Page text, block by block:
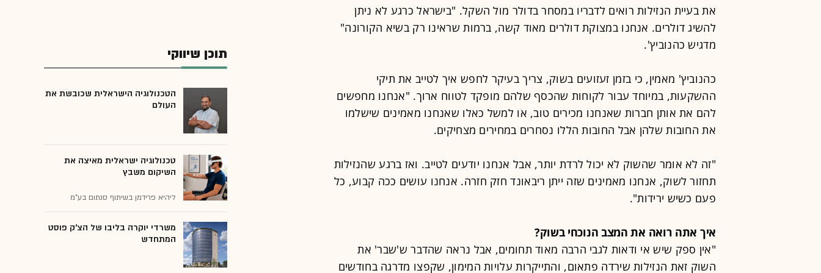
את בעיית הנזילות רואים לדבריו במסחר בדולר מול השקל. "בישראל כרגע לא ניתן
להשיג דולרים. אנחנו במצוקת דולרים מאוד קשה, ברמות שראינו רק בשיא הקורונה"
מדגיש כהנוביץ'.
כהנוביץ' מאמין, כי בזמן זעזועים בשוק, צריך בעיקר לחפש איך לטייב את תיקי
ההשקעות, במיוחד עבור לקוחות שהכסף שלהם מופקד לטווח ארוך. "אנחנו מחפשים
להם את אותן חברות שאנחנו מכירים טוב, או למשל כאלו שאנחנו מאמינים שישלמו
את החובות שלהן אבל החובות הללו נסחרים במחירים מצחיקים.
"זה לא אומר שהשוק לא יכול לרדת יותר, אבל אנחנו יודעים לטייב. ואז ברגע שהנזילות
תחזור לשוק, אנחנו מאמינים שזה ייתן ריבאונד חזק חזרה. אנחנו עושים ככה קבוע, כל
פעם כשיש ירידות".
איך אתה רואה את המצב הנוכחי בשוק?
"אין ספק שיש אי ודאות לגבי הרבה מאוד תחומים, אבל נראה שהדבר ש'שבר' את
השוק זאת הנזילות שירדה פתאום, והתייקרות עלויות המימון, שקפצו מדרגה בחודשים
תוכן שיווקי
הטכנולוגיה הישראלית שכובשת את
העולם
טכנולוגיה ישראלית מאיצה את
השיקום משבץ
ליהיא פרידמן בשיתוף סנתום בע"מ
משרדי יוקרה בליבו של הצ'ק פוסט
המתחדש